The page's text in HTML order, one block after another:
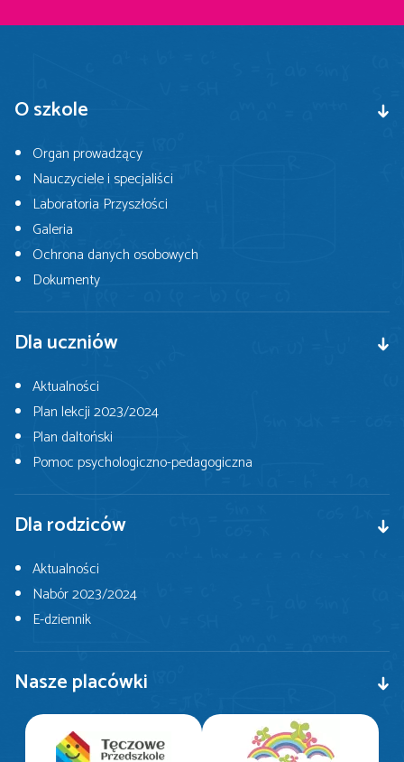
O szkole
Organ prowadzący
Nauczyciele i specjaliści
Laboratoria Przyszłości
Galeria
Ochrona danych osobowych
Dokumenty
Dla uczniów
Aktualności
Plan lekcji 2023/2024
Plan daltoński
Pomoc psychologiczno-pedagogiczna
Dla rodziców
Aktualności
Nabór 2023/2024
E-dziennik
Nasze placówki